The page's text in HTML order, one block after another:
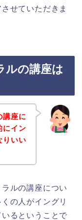
せていただきま
ルの講座は
講座に
にイン
りいい
ルの講座につい
の人がイングリ
るということで